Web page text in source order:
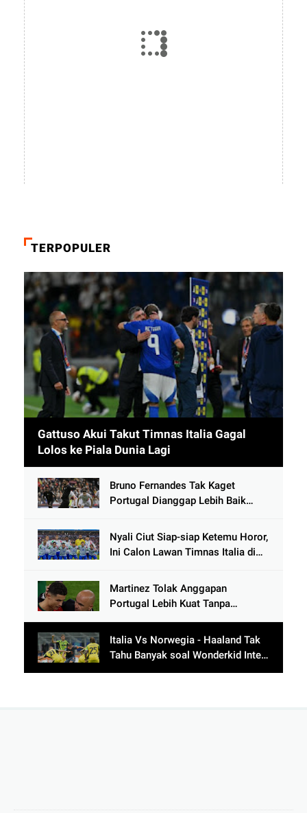
TERPOPULER
Gattuso Akui Takut Timnas Italia Gagal
Lolos ke Piala Dunia Lagi
Bruno Fernandes Tak Kaget
Portugal Dianggap Lebih Baik
Cetak 9 Gol
Nyali Ciut Siap-siap Ketemu Horor,
Ini Calon Lawan Timnas Italia di
Martinez Tolak Anggapan
Portugal Lebih Kuat Tanpa
di Bawah Thailand
Italia Vs Norwegia - Haaland Tak
Tahu Banyak soal Wonderkid Inter
Milan